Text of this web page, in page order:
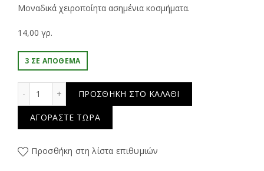
Μοναδικά χειροποίητα ασημένια κοσμήματα.
14,00 γρ.
3 ΣΕ ΑΠΌΘΕΜΑ
ΠΡΟΣΘΉΚΗ ΣΤΟ ΚΑΛΆΘΙ
ΑΓΟΡΆΣΤΕ ΤΏΡΑ
Προσθήκη στη λίστα επιθυμιών